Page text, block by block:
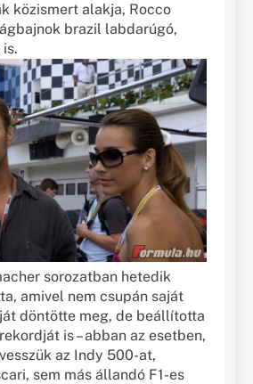
közismert alakja, Rocco
brazil labdarúgó,
sorozatban hetedik
amivel nem csupán saját
döntötte meg, de beállította
is – abban az esetben,
az Indy 500-at,
sem más állandó F1-es